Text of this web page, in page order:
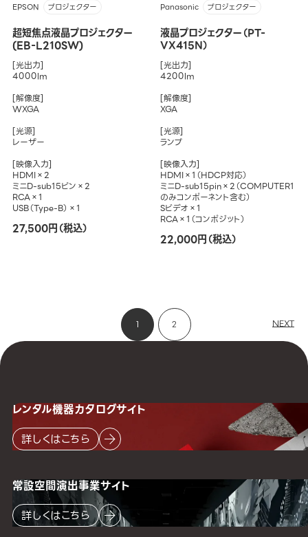
EPSON プロジェクター
超短焦点液晶プロジェクター
(EB-L210SW)
[光出力]
4000lm
[解像度]
WXGA
[光源]
レーザー
[映像入力]
HDMI×2
ミニD-sub15ピン×2
RCA×1
USB（Type-B）×1
27,500円（税込）
Panasonic プロジェクター
液晶プロジェクター（PT-
VX415N）
[光出力]
4200lm
[解像度]
XGA
[光源]
ランプ
[映像入力]
HDMI×1（HDCP対応）
ミニD-sub15pin×2（COMPUTER1
のみコンポーネント含む）
Sビデオ×1
RCA×1（コンポジット）
22,000円（税込）
1 2 NEXT
レンタル機器カタログサイト
詳しくはこちら
常設空間演出事業サイト
詳しくはこちら